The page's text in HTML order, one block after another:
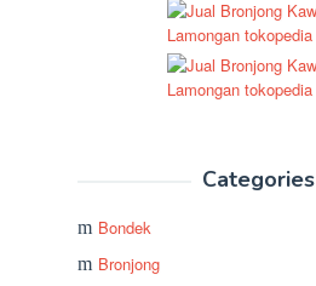
Categories
Bondek
Bronjong